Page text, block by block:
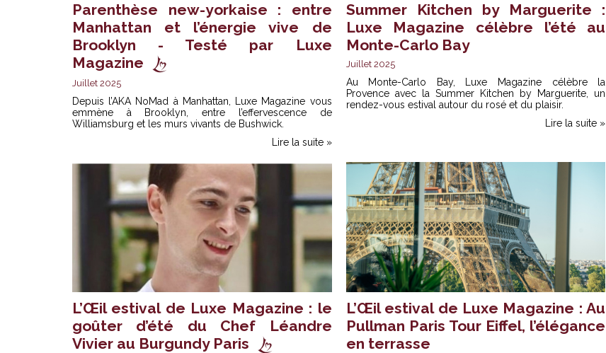
Parenthèse new-yorkaise : entre
Manhattan et l’énergie vive de
Brooklyn - Testé par Luxe
Magazine
Juillet 2025
Depuis l’AKA NoMad à Manhattan, Luxe Magazine vous
emmène à Brooklyn, entre l’effervescence de
Williamsburg et les murs vivants de Bushwick.
Lire la suite »
Summer Kitchen by Marguerite :
Luxe Magazine célèbre l’été au
Monte-Carlo Bay
Juillet 2025
Au Monte-Carlo Bay, Luxe Magazine célèbre la
Provence avec la Summer Kitchen by Marguerite, un
rendez-vous estival autour du rosé et du plaisir.
Lire la suite »
L’Œil estival de Luxe Magazine : le
goûter d’été du Chef Léandre
Vivier au Burgundy Paris
L’Œil estival de Luxe Magazine : Au
Pullman Paris Tour Eiffel, l’élégance
en terrasse